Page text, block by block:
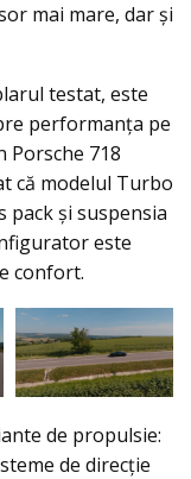
mai mare, dar și
testat, este
performanța pe
Porsche 718
că modelul Turbo
pack și suspensia
este
confort.
de propulsie:
de direcție